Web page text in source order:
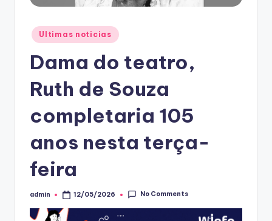
Posted
in
Ultimas noticias
Dama do teatro,
Ruth de Souza
completaria 105
anos nesta terça-
feira
Posted
admin 12/05/2026 No Comments